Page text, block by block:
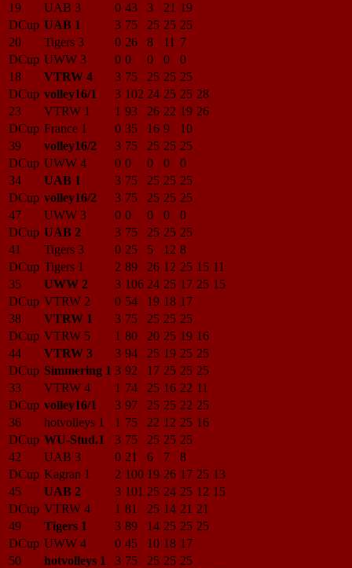
19
UAB 3 0 43 3 21 19
DCup UAB 1 3 75 25 25 25
20
Tigers 3 0 26 8 11 7
DCup UWW 3 0 0 0 0
0
18
VTRW 4 3 75 25 25 25
DCup volley16/1 3 102 24 25 25 28
23
VTRW 1 1 93 26 22 19 26
DCup France 1 0 35 16 9
10
39
volley16/2 3 75 25 25 25
DCup UWW 4 0 0 0 0
0
34
UAB 1 3 75 25 25 25
DCup volley16/2 3 75 25 25 25
47
UWW 3 0 0 0 0
0
DCup UAB 2 3 75 25 25 25
41
Tigers 3 0 25 5 12 8
DCup Tigers 1 2 89 26 12 25 15 11
35
UWW 2 3 106 24 25 17 25 15
DCup VTRW 2 0 54 19 18 17
38
VTRW 1 3 75 25 25 25
DCup VTRW 5 1 80 20 25 19 16
44
VTRW 3 3 94 25 19 25 25
DCup Simmering 1 3 92 17 25 25 25
33
VTRW 4 1 74 25 16 22 11
DCup volley16/1 3 97 25 25 22 25
36
hotvolleys 1 1 75 22 12 25 16
DCup WU-Stud.1 3 75 25 25 25
42
UAB 3 0 21 6 7
8
DCup Kagran 1 2 100 19 26 17 25 13
45
UAB 2 3 101 25 24 25 12 15
DCup VTRW 4 1 81 25 14 21 21
49
Tigers 1 3 89 14 25 25 25
DCup UWW 4 0 45 10 18 17
50
hotvolleys 1 3 75 25 25 25